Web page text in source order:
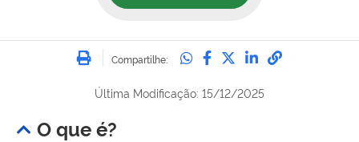
Imprimir
Compartilhe: Compartilhe no
Compartilhe no
Compartilhe no
Compartilhe
Última Modificação: 15/12/2025
O que é?